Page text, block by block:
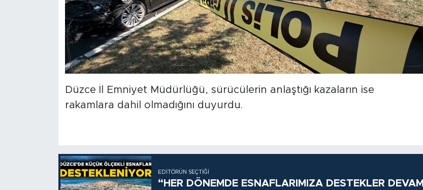
Düzce İl Emniyet Müdürlüğü, sürücülerin anlaştığı kazaların ise
rakamlara dahil olmadığını duyurdu.
EDITÖRÜN SEÇTIĞI
“HER DÖNEMDE ESNAFLARIMIZA DESTEKLER DEVAM